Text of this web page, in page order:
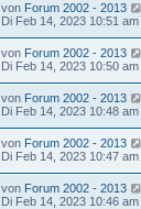
von Forum 2002 - 2013
Di Feb 14, 2023 10:51 am
von Forum 2002 - 2013
Di Feb 14, 2023 10:50 am
von Forum 2002 - 2013
Di Feb 14, 2023 10:48 am
von Forum 2002 - 2013
Di Feb 14, 2023 10:47 am
von Forum 2002 - 2013
Di Feb 14, 2023 10:46 am